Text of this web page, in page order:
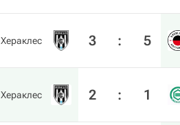
Хераклес 3 : 5
Хераклес 2 : 1